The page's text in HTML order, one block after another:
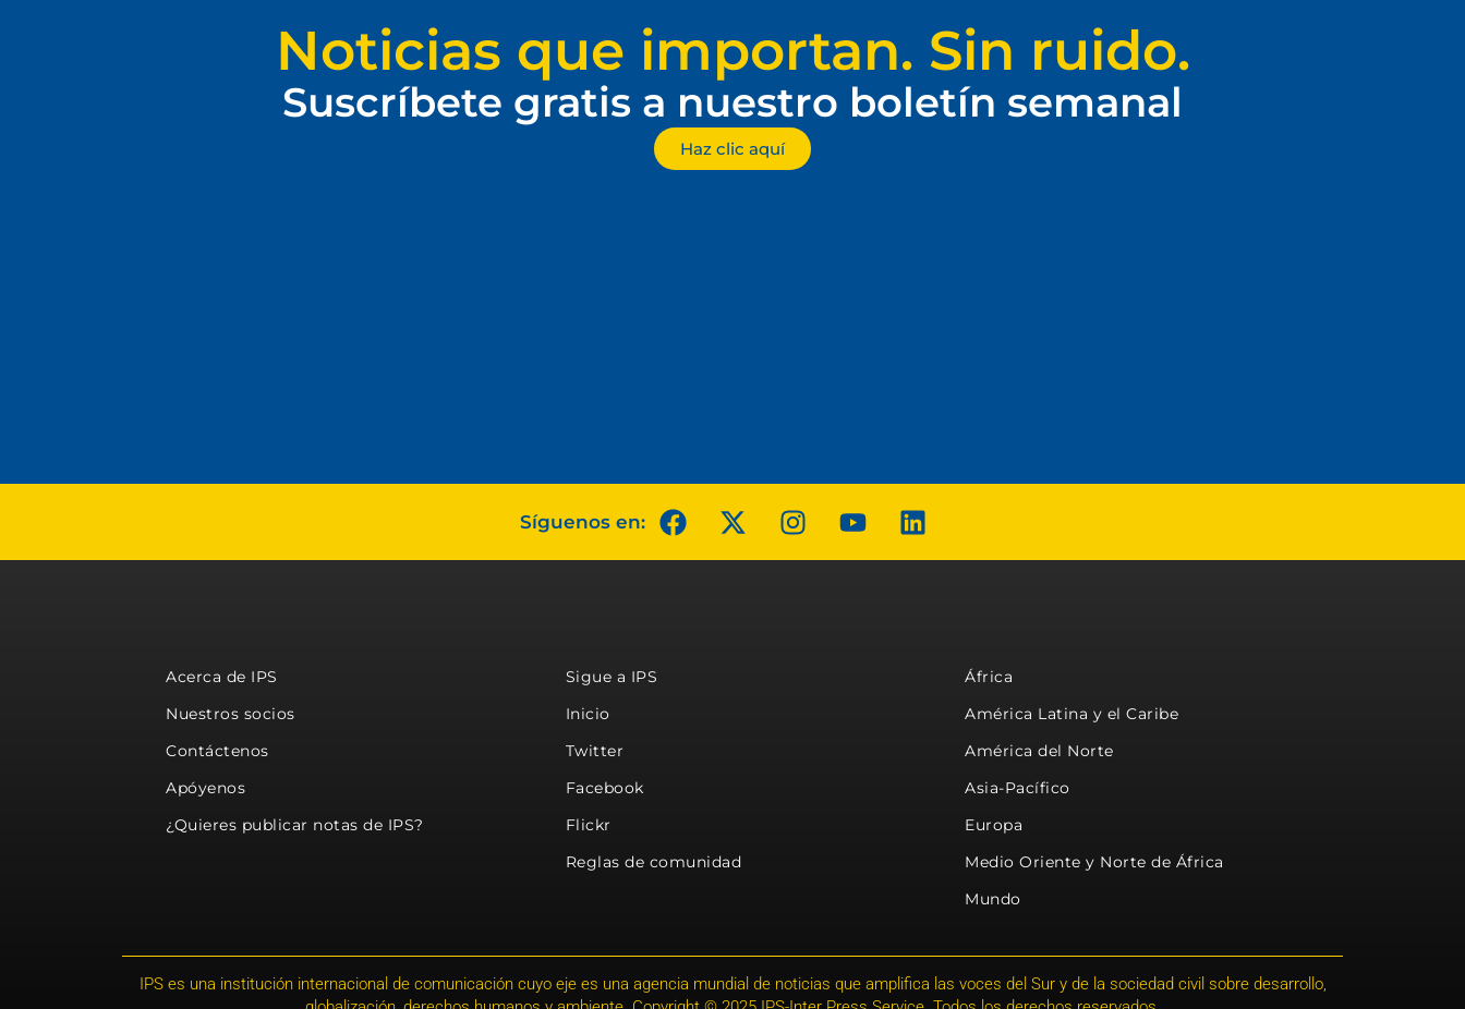
Noticias que importan. Sin ruido.
Suscríbete gratis a nuestro boletín semanal
Haz clic aquí
Síguenos en:
Acerca de IPS
Nuestros socios
Contáctenos
Apóyenos
¿Quieres publicar notas de IPS?
Sigue a IPS
Inicio
Twitter
Facebook
Flickr
Reglas de comunidad
África
América Latina y el Caribe
América del Norte
Asia-Pacífico
Europa
Medio Oriente y Norte de África
Mundo
IPS es una institución internacional de comunicación cuyo eje es una agencia mundial de noticias que amplifica las voces del Sur y de la sociedad civil sobre desarrollo,